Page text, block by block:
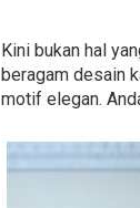
Kini bukan hal
beragam desain
motif elegan.